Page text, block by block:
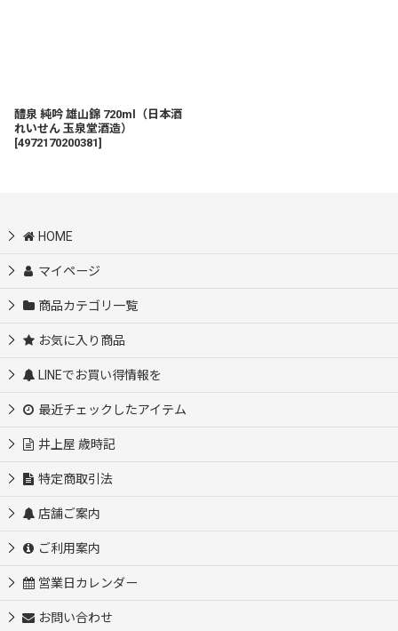
醴泉 純吟 雄山錦 720ml（日本酒
れいせん 玉泉堂酒造）
[4972170200381]
HOME
マイページ
商品カテゴリ一覧
お気に入り商品
LINEでお買い得情報を
最近チェックしたアイテム
井上屋 歳時記
特定商取引法
店舗ご案内
ご利用案内
営業日カレンダー
お問い合わせ